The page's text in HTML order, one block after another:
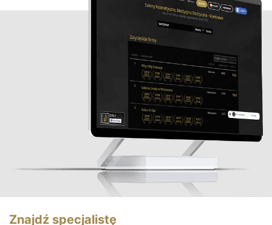
Znajdź specjalistę